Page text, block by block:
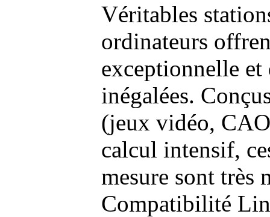
Véritables
ordinateurs
exceptionnelle et
inégalées.
(jeux vidéo,
calcul intensif,
mesure sont très
Compatibilité